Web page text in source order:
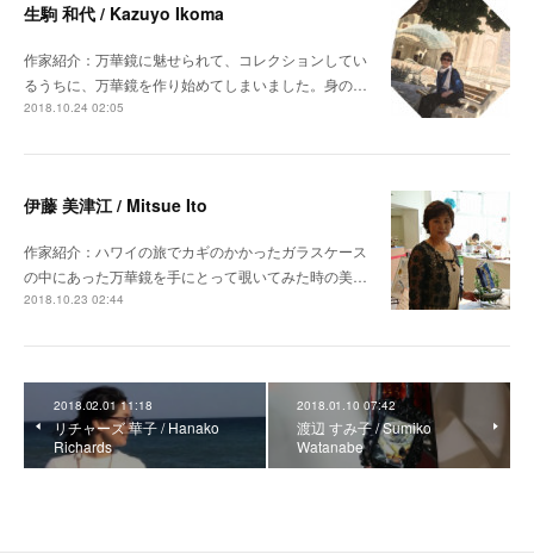
生駒 和代 / Kazuyo Ikoma
作家紹介：万華鏡に魅せられて、コレクションしてい
るうちに、万華鏡を作り始めてしまいました。身の…
2018.10.24 02:05
伊藤 美津江 / Mitsue Ito
作家紹介：ハワイの旅でカギのかかったガラスケース
の中にあった万華鏡を手にとって覗いてみた時の美…
2018.10.23 02:44
2018.02.01 11:18
リチャーズ 華子 / Hanako
Richards
2018.01.10 07:42
渡辺 すみ子 / Sumiko
Watanabe